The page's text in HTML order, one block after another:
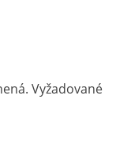
Vyžadované